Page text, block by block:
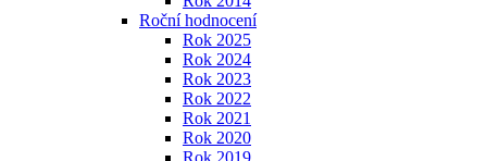
Roční hodnocení
Rok 2025
Rok 2024
Rok 2023
Rok 2022
Rok 2021
Rok 2020
Rok 2019